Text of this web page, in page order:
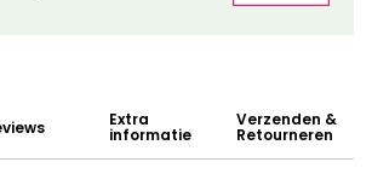
Extra
informatie
Verzenden &
Retourneren